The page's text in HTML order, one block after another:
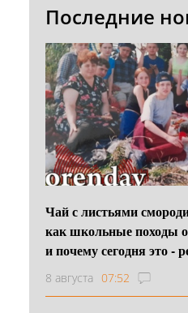
Последние
Чай с листьями
как школьные походы
и почему сегодня это -
8 августа 07:52